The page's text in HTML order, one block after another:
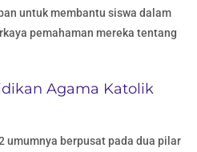
untuk membantu siswa dalam
pemahaman mereka tentang
Agama Katolik
umumnya berpusat pada dua pilar